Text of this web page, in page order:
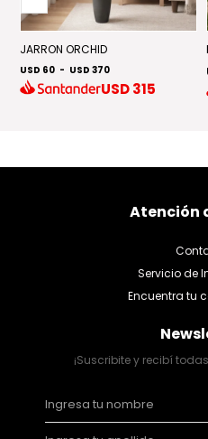
JARRON ORCHID
USD 60 - USD 370
USD315
Atención
Servicio de
Encuentra tu
¡Suscribite y recibí